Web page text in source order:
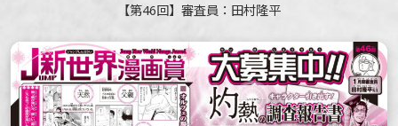
【第46回】審査員：田村隆平